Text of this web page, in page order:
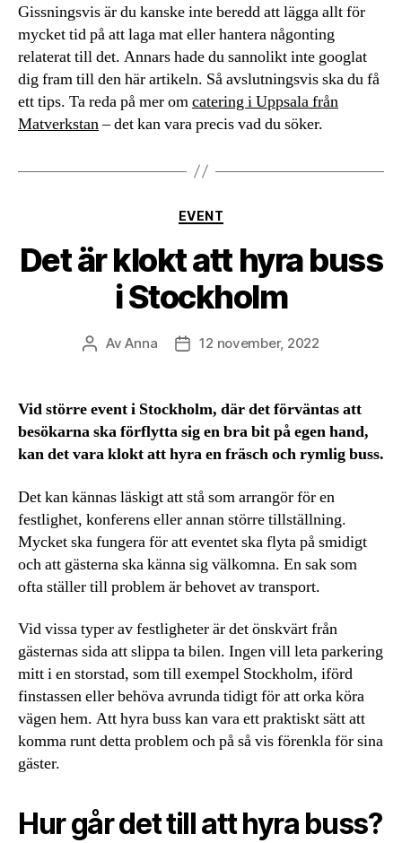
Gissningsvis är du kanske inte beredd att lägga allt för
mycket tid på att laga mat eller hantera någonting
relaterat till det. Annars hade du sannolikt inte googlat
dig fram till den här artikeln. Så avslutningsvis ska du få
ett tips. Ta reda på mer omcatering i Uppsala från
Matverkstan– det kan vara precis vad du söker.
Kategorier
EVENT
Det är klokt att hyra buss
i Stockholm
Inläggsförfattare
AvAnna Inläggsdatum
12 november, 2022
Vid större event i Stockholm, där det förväntas att
besökarna ska förflytta sig en bra bit på egen hand,
kan det vara klokt att hyra en fräsch och rymlig buss.
Det kan kännas läskigt att stå som arrangör för en
festlighet, konferens eller annan större tillställning.
Mycket ska fungera för att eventet ska flyta på smidigt
och att gästerna ska känna sig välkomna. En sak som
ofta ställer till problem är behovet av transport.
Vid vissa typer av festligheter är det önskvärt från
gästernas sida att slippa ta bilen. Ingen vill leta parkering
mitt i en storstad, som till exempel Stockholm, iförd
finstassen eller behöva avrunda tidigt för att orka köra
vägen hem. Att hyra buss kan vara ett praktiskt sätt att
komma runt detta problem och på så vis förenkla för sina
gäster.
Hur går det till att hyra buss?